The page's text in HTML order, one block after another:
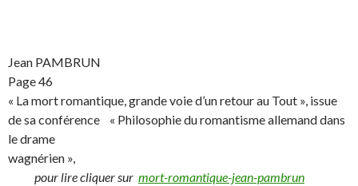
Jean PAMBRUN
Page 46
« La mort romantique, grande voie d’un retour au Tout », issue
de sa conférence « Philosophie du romantisme allemand dans
le drame
wagnérien »,
pour lire cliquer sur mort-romantique-jean-pambrun